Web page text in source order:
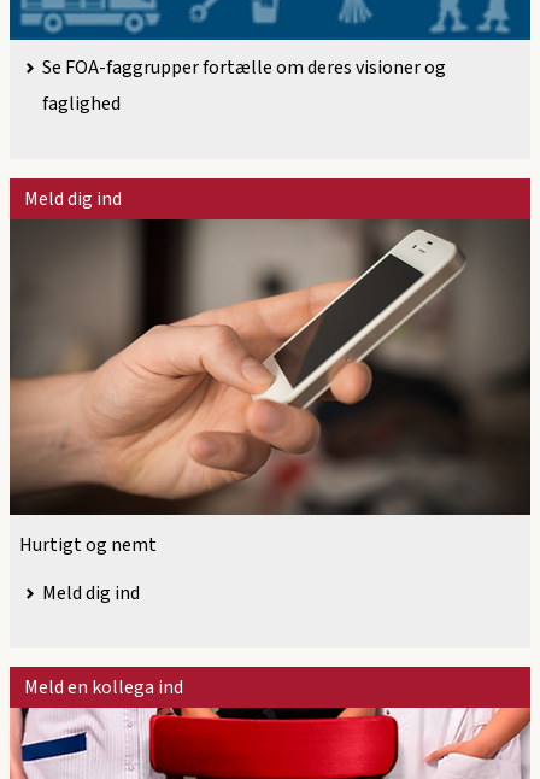
Se FOA-faggrupper fortælle om deres visioner og
faglighed
Meld dig ind
Hurtigt og nemt
Meld dig ind
Meld en kollega ind